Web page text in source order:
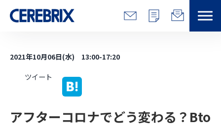
解決できる課題
2021年10月06日(水) 13:00-17:20
ツイート
アフターコロナでどう変わる？Bto